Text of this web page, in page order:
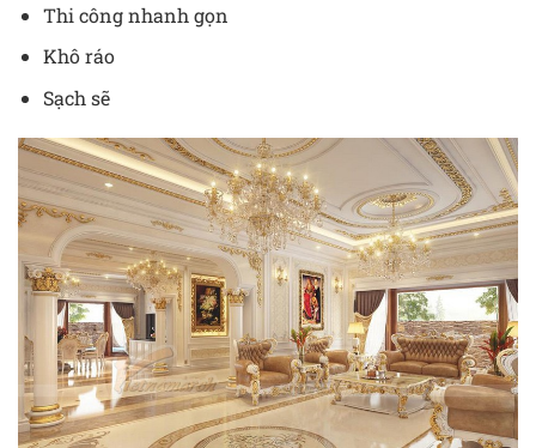
Thi công nhanh gọn
Khô ráo
Sạch sẽ